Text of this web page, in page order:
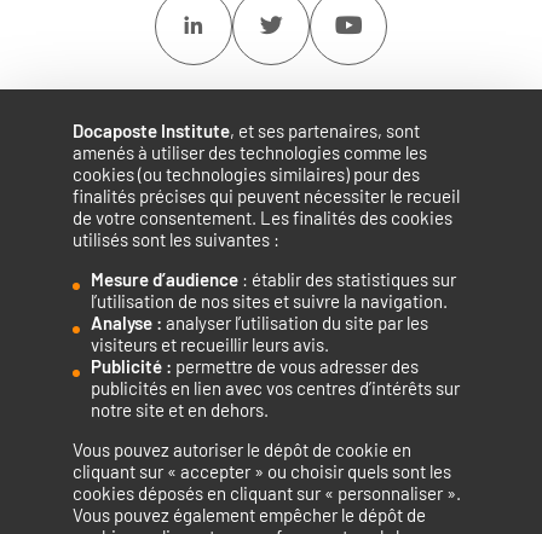
Docaposte Institute, et ses partenaires, sont
amenés à utiliser des technologies comme les
cookies (ou technologies similaires) pour des
finalités précises qui peuvent nécessiter le recueil
de votre consentement. Les finalités des cookies
utilisés sont les suivantes :
Mesure d’audience : établir des statistiques sur
l’utilisation de nos sites et suivre la navigation.
Analyse : analyser l’utilisation du site par les
visiteurs et recueillir leurs avis.
Publicité : permettre de vous adresser des
publicités en lien avec vos centres d’intérêts sur
notre site et en dehors.
Vous pouvez autoriser le dépôt de cookie en
cliquant sur « accepter » ou choisir quels sont les
cookies déposés en cliquant sur « personnaliser ».
Vous pouvez également empêcher le dépôt de
Accélérateur de compétences numériques.
La certification qualité a été délivrée au titre de la catégorie
d’action suivante : ACTIONS DE FORMATION
Linkedin Twitter Youtube